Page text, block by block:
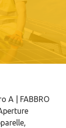
A | FABBRO